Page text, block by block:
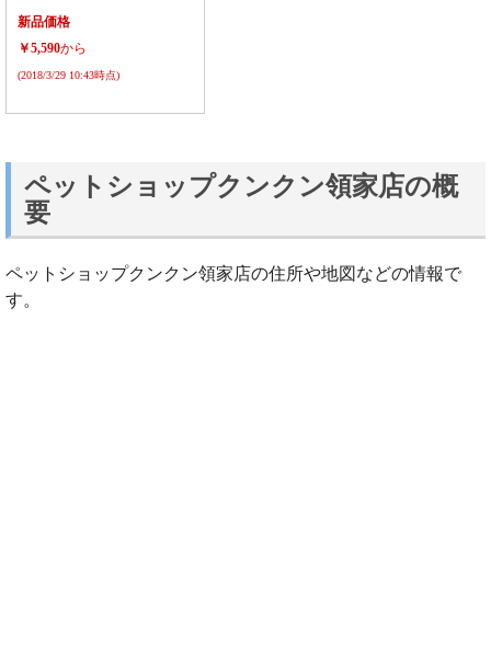
新品価格
￥5,590から
(2018/3/29 10:43時点)
ペットショップクンクン領家店の概
要
ペットショップクンクン領家店の住所や地図などの情報で
す。